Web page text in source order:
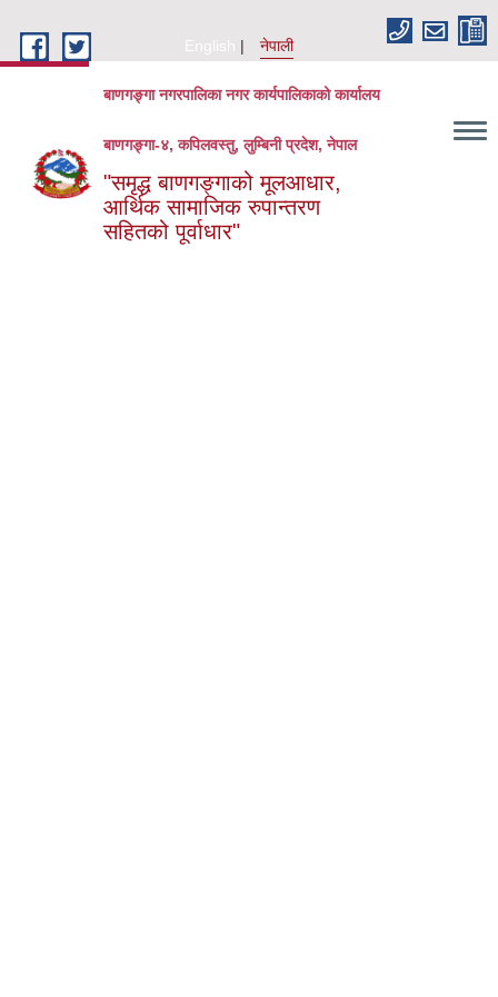
English
नेपाली
बाणगङ्गा नगरपालिका नगर कार्यपालिकाको कार्यालय
बाणगङ्गा-४, कपिलवस्तु, लुम्बिनी प्रदेश, नेपाल
"समृद्ध बाणगङ्गाको मूलआधार,
आर्थिक सामाजिक रुपान्तरण
सहितको पूर्वाधार"